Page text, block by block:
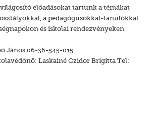
előadásokat tartunk a témákat
a pedagógusokkal-tanulókkal.
és iskolai rendezvényeken.
Szabó János 06-36-545-015
Laskainé Czidor Brigitta Tel: